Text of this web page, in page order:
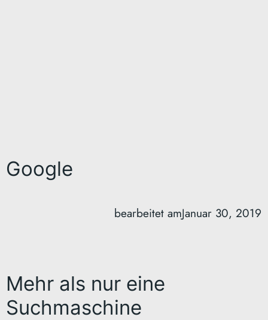
Google
bearbeitet amJanuar 30, 2019
Mehr als nur eine
Suchmaschine